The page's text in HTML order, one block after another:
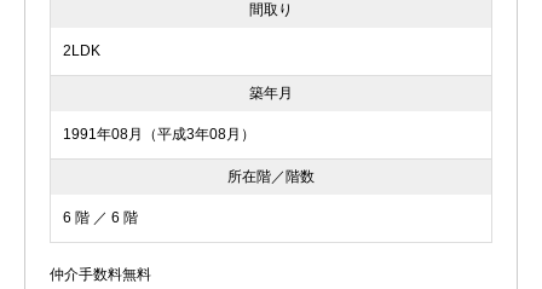
間取り
2LDK
築年月
1991年08月（平成3年08月）
所在階／階数
6 階 ／ 6 階
仲介手数料無料